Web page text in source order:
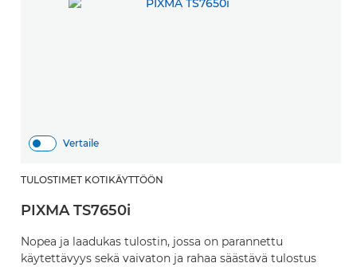
Vertaile
TULOSTIMET KOTIKÄYTTÖÖN
PIXMA TS7650i
Nopea ja laadukas tulostin, jossa on parannettu
käytettävyys sekä vaivaton ja rahaa säästävä tulostus